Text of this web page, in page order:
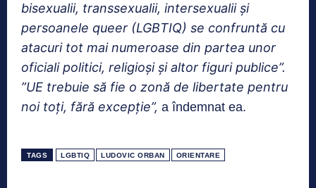
bisexualii, transsexualii, intersexualii şi
persoanele queer (LGBTIQ) se confruntă cu
atacuri tot mai numeroase din partea unor
oficiali politici, religioşi şi altor figuri publice”.
”UE trebuie să fie o zonă de libertate pentru
noi toţi, fără excepţie”, a îndemnat ea.
TAGS LGBTIQ LUDOVIC ORBAN ORIENTARE